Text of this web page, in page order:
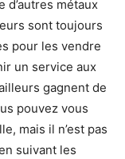
métaux
sont toujours
pour les vendre
un service aux
gagnent de
pouvez vous
mais il n’est pas
suivant les